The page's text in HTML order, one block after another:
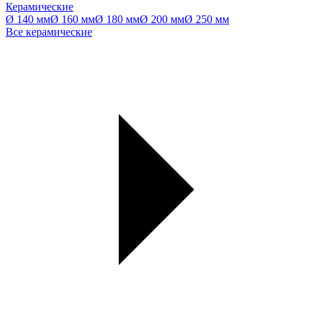
Керамические
Ø 140 ммØ 160 ммØ 180 ммØ 200 ммØ 250 мм
Все керамические